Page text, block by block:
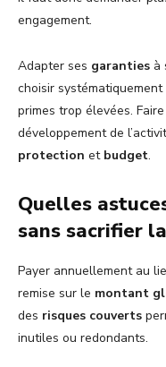
engagement.
Adapter ses garanties à
choisir
primes trop élevées.
développement de
protection et budget.
Quelles
sans sacrifier
Payer annuellement au
remise sur le montant
des risques couverts
inutiles ou redondants.